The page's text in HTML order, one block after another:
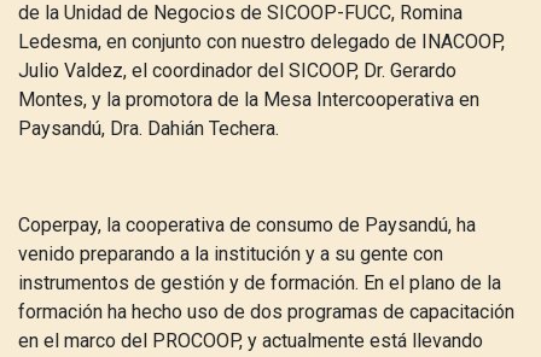
de la Unidad de Negocios de SICOOP-FUCC, Romina
Ledesma, en conjunto con nuestro delegado de INACOOP,
Julio Valdez, el coordinador del SICOOP, Dr. Gerardo
Montes, y la promotora de la Mesa Intercooperativa en
Paysandú, Dra. Dahián Techera.
Coperpay, la cooperativa de consumo de Paysandú, ha
venido preparando a la institución y a su gente con
instrumentos de gestión y de formación. En el plano de la
formación ha hecho uso de dos programas de capacitación
en el marco del PROCOOP, y actualmente está llevando